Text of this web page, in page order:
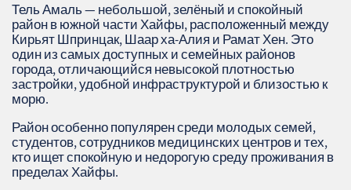
Тель Амаль — небольшой, зелёный и спокойный
район в южной части Хайфы, расположенный между
Кирьят Шпринцак, Шаар ха-Алия и Рамат Хен. Это
один из самых доступных и семейных районов
города, отличающийся невысокой плотностью
застройки, удобной инфраструктурой и близостью к
морю.
Район особенно популярен среди молодых семей,
студентов, сотрудников медицинских центров и тех,
кто ищет спокойную и недорогую среду проживания в
пределах Хайфы.